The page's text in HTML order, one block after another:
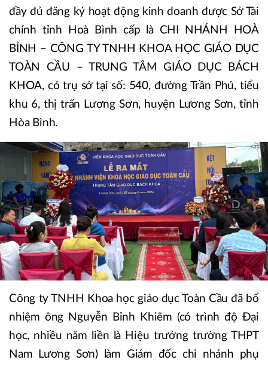
đầy đủ đăng ký hoạt động kinh doanh được Sở Tài
chính tỉnh Hoà Bình cấp là CHI NHÁNH HOÀ
BỈNH – CÔNG TY TNHH KHOA HỌC GIÁO DỤC
TOÀN CẦU – TRUNG TÂM GIÁO DỤC BÁCH
KHOA, có trụ sở tại số: 540, đường Trần Phú, tiểu
khu 6, thị trấn Lương Sơn, huyện Lương Sơn, tỉnh
Hòa Bình.
​Công ty TNHH Khoa học giáo dục Toàn Cầu đã bổ
nhiệm ông Nguyễn Bỉnh Khiêm (có trình độ Đại
học, nhiều năm liền là Hiệu trưởng trường THPT
Nam Lương Sơn) làm Giám đốc chi nhánh phụ